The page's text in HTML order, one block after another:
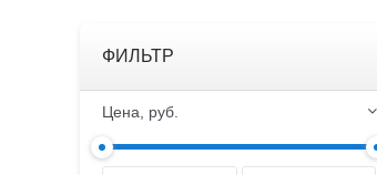
ФИЛЬТР
Цена, руб.